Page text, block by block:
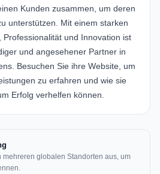
Kunden zusammen, um deren
unterstützen. Mit einem starken
Professionalität und Innovation ist
und angesehener Partner in
Besuchen Sie ihre Website, um
zu erfahren und wie sie
Erfolg verhelfen können.
globalen Standorten aus, um